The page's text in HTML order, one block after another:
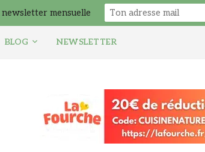
BLOG NEWSLETTER
newsletter mensuelle